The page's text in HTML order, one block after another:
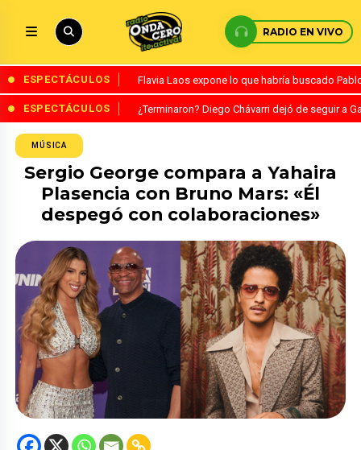
RADIO EN VIVO
ESPECTÁCULOS Flavia Laos expone lo que habría buscado
ESPECTÁCULOS ¿Terminaron? Diego Chávarri dejó de seguir a
MÚSICA
Sergio George compara a Yahaira
Plasencia con Bruno Mars: «Él
despegó con colaboraciones»